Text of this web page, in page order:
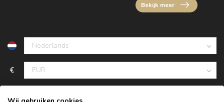
Bekijk meer
€